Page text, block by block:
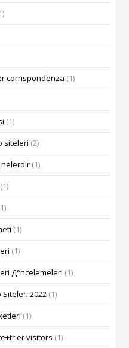
corrispondenza (1)
(1)
siteleri (2)
nelerdir (1)
(1)
(1)
(1)
Д°ncelemeleri (1)
Siteleri 2022 (1)
(1)
visitors (1)